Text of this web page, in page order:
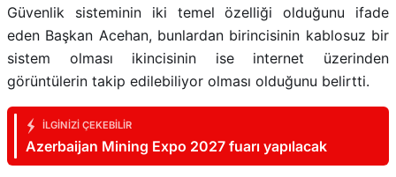
Güvenlik sisteminin iki temel özelliği olduğunu ifade
eden Başkan Acehan, bunlardan birincisinin kablosuz bir
sistem olması ikincisinin ise internet üzerinden
görüntülerin takip edilebiliyor olması olduğunu belirtti.
İLGINIZI ÇEKEBILIR
Azerbaijan Mining Expo 2027 fuarı yapılacak